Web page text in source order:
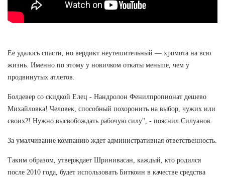
Ее удалось спасти, но вердикт неутешительный — хромота на всю
жизнь. Именно по этому у новичком откаты меньше, чем у
продвинутых атлетов.
Болдевер со скидкой Елец - Нандролон Фенилпропионат дешево
Михайловка! Человек, способный похоронить на выбор, чужих или
своих?! Нужно высвобождать рабочую силу", - пояснил Силуанов.
За умалчивание компанию ждет административная ответственность.
Таким образом, утверждает Шринивасан, каждый, кто родился
после 2010 года, будет использовать Биткоин в качестве средства